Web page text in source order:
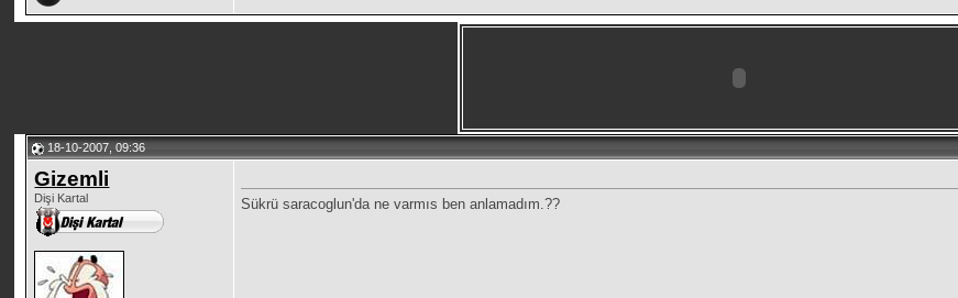
18-10-2007, 09:36
Gizemli
Dişi Kartal Sükrü saracoglun'da ne varmıs ben anlamadım.??